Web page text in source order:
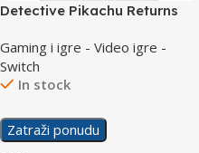
Detective Pikachu Returns
Gaming i igre - Video igre -
Switch
In stock
Zatraži ponudu